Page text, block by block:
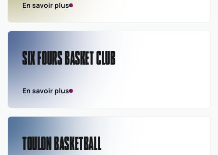
En savoir plus
SIX FOURS BASKET CLUB
En savoir plus
TOULON BASKETBALL